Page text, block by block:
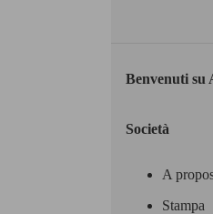
Benvenuti su
Società
A
Stampa